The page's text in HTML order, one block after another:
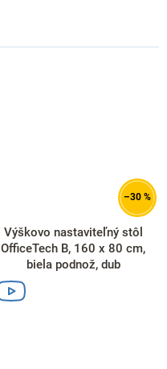
–30 %
Výškovo nastaviteľný stôl
OfficeTech B, 160 x 80 cm,
biela podnož, dub